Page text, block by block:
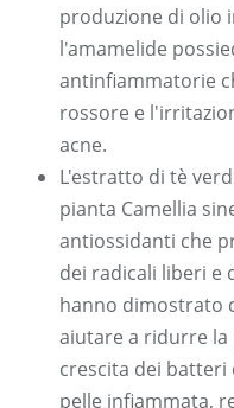
produzione di olio
l'amamelide
antinfiammatorie
rossore e
acne.
L'estratto di tè
pianta Camellia
antiossidanti che
dei radicali liberi e
hanno dimostrato
aiutare a ridurre la
crescita dei batteri
pelle infiammata,